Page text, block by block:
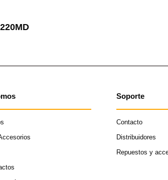
Soporte
Contacto
Distribuidores
Repuestos y